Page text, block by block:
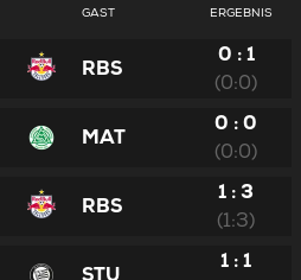
GAST ERGEBNIS
RBS
0 : 1
(0:0)
MAT
0 : 0
(0:0)
RBS
1 : 3
(1:3)
STU
1 : 1